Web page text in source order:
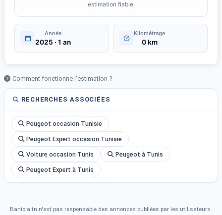
estimation fiable.
Année
2025 · 1 an
Kilométrage
0 km
Comment fonctionne l'estimation ?
RECHERCHES ASSOCIÉES
Peugeot occasion Tunisie
Peugeot Expert occasion Tunisie
Voiture occasion Tunis Peugeot à Tunis
Peugeot Expert à Tunis
Baniola.tn n'est pas responsable des annonces publiées par les utilisateurs.